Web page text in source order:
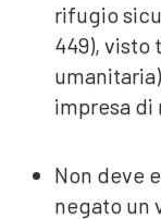
rifugio
449), visto
impresa di
Non deve
negato un